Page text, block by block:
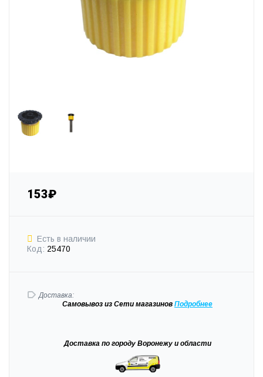
153₽
Есть в наличии
Код: 25470
Доставка:
Самовывоз из Сети магазинов Подробнее
Доставка по городу Воронежу и области